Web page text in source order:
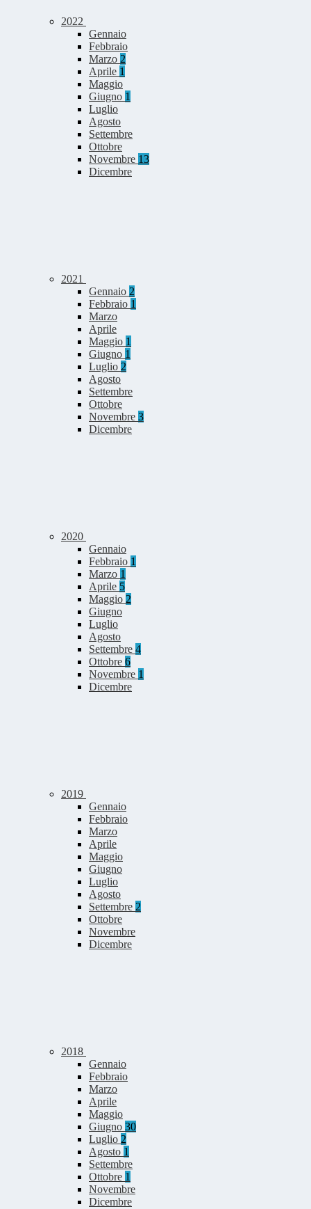
2022
Gennaio
Febbraio
Marzo 2
Aprile 1
Maggio
Giugno 1
Luglio
Agosto
Settembre
Ottobre
Novembre 13
Dicembre
2021
Gennaio 2
Febbraio 1
Marzo
Aprile
Maggio 1
Giugno 1
Luglio 2
Agosto
Settembre
Ottobre
Novembre 3
Dicembre
2020
Gennaio
Febbraio 1
Marzo 1
Aprile 5
Maggio 2
Giugno
Luglio
Agosto
Settembre 4
Ottobre 6
Novembre 1
Dicembre
2019
Gennaio
Febbraio
Marzo
Aprile
Maggio
Giugno
Luglio
Agosto
Settembre 2
Ottobre
Novembre
Dicembre
2018
Gennaio
Febbraio
Marzo
Aprile
Maggio
Giugno 30
Luglio 2
Agosto 1
Settembre
Ottobre 1
Novembre
Dicembre